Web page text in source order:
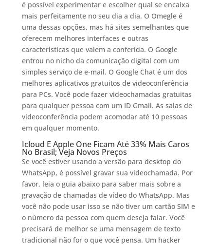
é possível experimentar e escolher qual se encaixa
mais perfeitamente no seu dia a dia. O Omegle é
uma dessas opções, mas há sites semelhantes que
oferecem melhores interfaces e outras
características que valem a conferida. O Google
entrou no nicho da comunicação digital com um
simples serviço de e-mail. O Google Chat é um dos
melhores aplicativos gratuitos de videoconferência
para PCs. Você pode fazer videochamadas gratuitas
para qualquer pessoa com um ID Gmail. As salas de
videoconferência podem acomodar até 10 pessoas
em qualquer momento.
Icloud E Apple One Ficam Até 33% Mais Caros
No Brasil; Veja Novos Preços
Se você estiver usando a versão para desktop do
WhatsApp, é possível gravar sua videochamada. Por
favor, leia o guia abaixo para saber mais sobre a
gravação de chamadas de vídeo do WhatsApp. Mas
você não pode usar isso se não tiver um cartão SIM e
o número da pessoa com quem deseja falar. Você
precisará de melhor se uma mensagem de texto
tradicional não for o que você pensa. Um hacker